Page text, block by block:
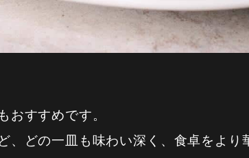
おすすめです。
、どの一皿も味わい深く、食卓をより